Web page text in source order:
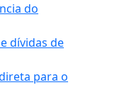
do
dívidas de
para o